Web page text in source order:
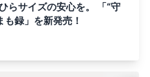
らサイズの安心を。 「“守
も録」を新発売！